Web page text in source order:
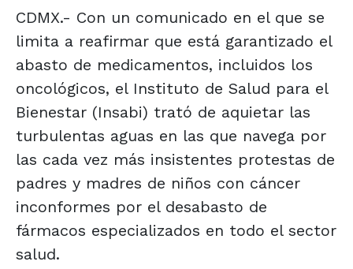
CDMX.- Con un comunicado en el que se
limita a reafirmar que está garantizado el
abasto de medicamentos, incluidos los
oncológicos, el Instituto de Salud para el
Bienestar (Insabi) trató de aquietar las
turbulentas aguas en las que navega por
las cada vez más insistentes protestas de
padres y madres de niños con cáncer
inconformes por el desabasto de
fármacos especializados en todo el sector
salud.